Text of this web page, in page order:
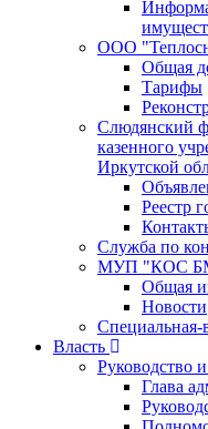
ООО
Общая
Тарифы
Слюдянский
казенного
Иркутской
Реестр
Служба по
МУП "КОС
Общая
Новости
Специальная-
Власть
Руководство
Глава